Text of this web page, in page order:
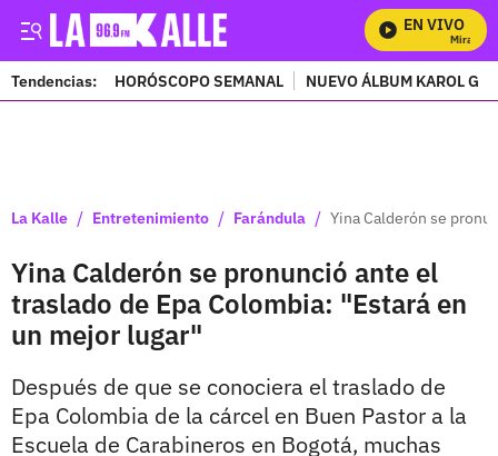
EN VIVO
Mira
Tendencias: HORÓSCOPO SEMANAL NUEVO ÁLBUM KAROL G
La Kalle / Entretenimiento / Farándula / Yina Calderón se
Yina Calderón se pronunció ante el
traslado de Epa Colombia: "Estará en
un mejor lugar"
Después de que se conociera el traslado de
Epa Colombia de la cárcel en Buen Pastor a la
Escuela de Carabineros en Bogotá, muchas